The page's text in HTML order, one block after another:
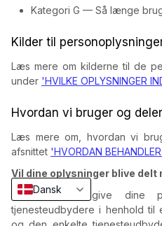
Kategori G — Så længe
Kilder til
Læs mere om kilderne til de
under 'HVILKE OPLYSNINGER
Hvordan vi bruger og
Læs mere om, hvordan vi
afsnittet 'HVORDAN
Vil dine oplysninger blive delt
Vi kan videregive dine
tjenesteudbydere i henhold til
Dansk